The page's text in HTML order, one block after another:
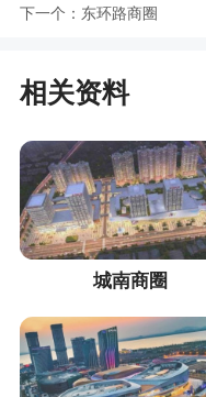
下一个： 东环路商圈
相关资料
城南商圈